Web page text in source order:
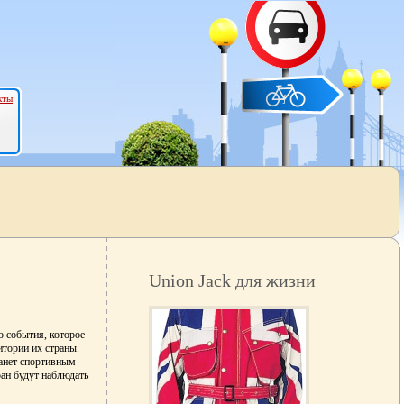
события, которое
их страны.
спортивным
будут наблюдать
Union Jack для жизни